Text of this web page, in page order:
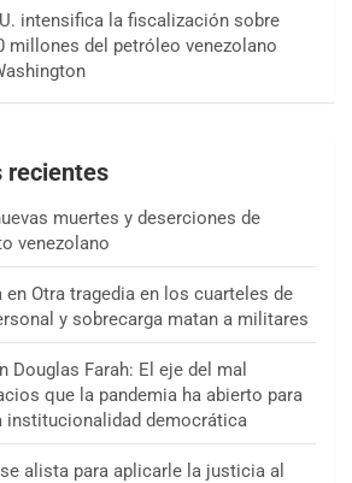
intensifica la fiscalización sobre
millones del petróleo venezolano
recientes
muertes y deserciones de
venezolano
en Otra tragedia en los cuarteles de
y sobrecarga matan a militares
Douglas Farah: El eje del mal
que la pandemia ha abierto para
institucionalidad democrática
se alista para aplicarle la justicia al